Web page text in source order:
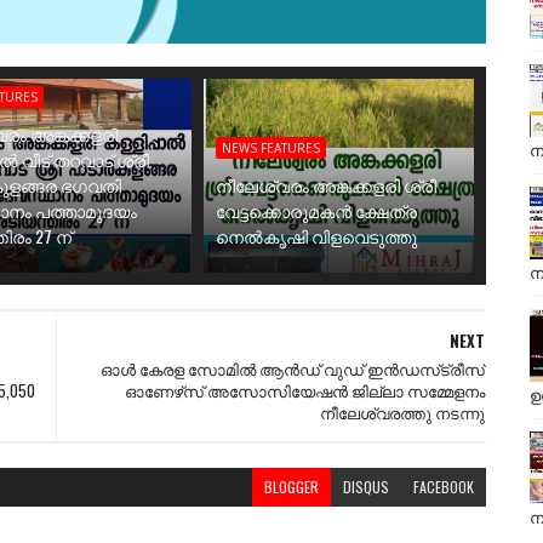
അങ്കക്കളരി
വീട് തറവാട് ശ്രീ
ഭഗവതി
പത്താമുദയം
27 ന്
NEWS FEATURES
നീലേശ്വരം അങ്കക്കളരി ശ്രീ
വേട്ടക്കൊരുമകൻ ക്ഷേത്ര
നെൽകൃഷി വിളവെടുത്തു
NEXT
ഓള്‍ കേരള സോമില്‍ ആന്‍ഡ്‌ വുഡ്‌ ഇന്‍ഡസ്‌ട്രീസ്‌
ഓണേഴ്‌സ്‌ അസോസിയേഷന്‍ ജില്ലാ സമ്മേളനം
നീലേശ്വരത്തു നടന്നു
BLOGGER DISQUS FACEBOOK